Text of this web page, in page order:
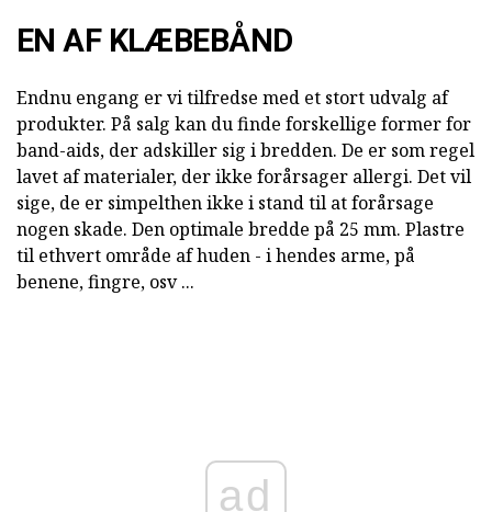
EN AF KLÆBEBÅND
Endnu engang er vi tilfredse med et stort udvalg af
produkter. På salg kan du finde forskellige former for
band-aids, der adskiller sig i bredden. De er som regel
lavet af materialer, der ikke forårsager allergi. Det vil
sige, de er simpelthen ikke i stand til at forårsage
nogen skade. Den optimale bredde på 25 mm. Plastre
til ethvert område af huden - i hendes arme, på
benene, fingre, osv ...
ad